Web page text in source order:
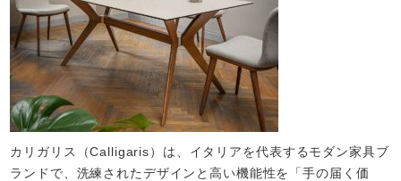
カリガリス（Calligaris）は、イタリアを代表するモダン家具ブ
ランドで、洗練されたデザインと高い機能性を「手の届く価